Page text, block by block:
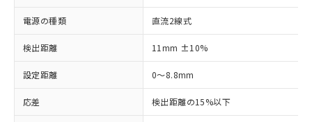
電源の種類 直流2線式
検出距離 11mm ±10%
設定距離 0～8.8mm
応差 検出距離の15%以下